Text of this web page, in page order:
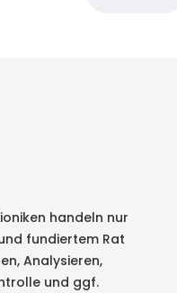
handeln nur
fundiertem Rat
Analysieren,
und ggf.